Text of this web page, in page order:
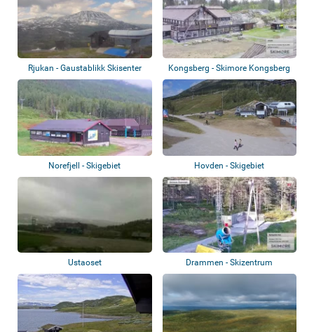
Rjukan - Gaustablikk Skisenter Kongsberg - Skimore Kongsberg
Norefjell - Skigebiet Hovden - Skigebiet
Ustaoset Drammen - Skizentrum